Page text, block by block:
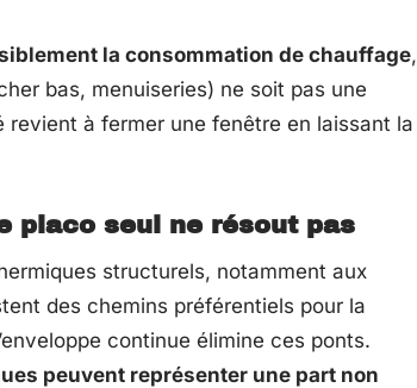
la consommation de chauffage,
bas, menuiseries) ne soit pas une
à fermer une fenêtre en laissant la
placo seul ne résout pas
structurels, notamment aux
des chemins préférentiels pour la
continue élimine ces ponts.
peuvent représenter une part non